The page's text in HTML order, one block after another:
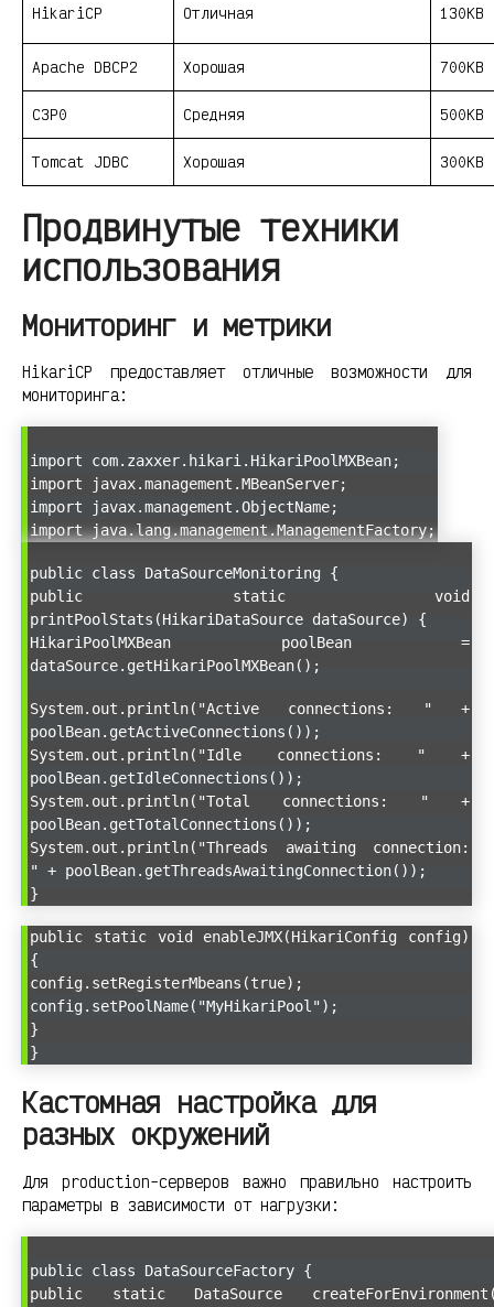
HikariCP Отличная 130KB
Apache DBCP2 Хорошая 700KB
C3P0 Средняя 500KB
Tomcat JDBC Хорошая 300KB
Продвинутые техники
использования
Мониторинг и метрики
HikariCP предоставляет отличные возможности для
мониторинга:
import com.zaxxer.hikari.HikariPoolMXBean;
import javax.management.MBeanServer;
import javax.management.ObjectName;
import java.lang.management.ManagementFactory;
public class DataSourceMonitoring {
public static void
printPoolStats(HikariDataSource dataSource) {
HikariPoolMXBean poolBean =
dataSource.getHikariPoolMXBean();
System.out.println("Active connections: " +
poolBean.getActiveConnections());
System.out.println("Idle connections: " +
poolBean.getIdleConnections());
System.out.println("Total connections: " +
poolBean.getTotalConnections());
System.out.println("Threads awaiting connection:
" + poolBean.getThreadsAwaitingConnection());
}
public static void enableJMX(HikariConfig config)
{
config.setRegisterMbeans(true);
config.setPoolName("MyHikariPool");
}
}
Кастомная настройка для
разных окружений
Для production-серверов важно правильно настроить
параметры в зависимости от нагрузки:
public class DataSourceFactory {
public static DataSource